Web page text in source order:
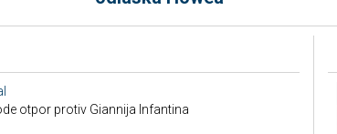
otpor protiv Giannija Infantina